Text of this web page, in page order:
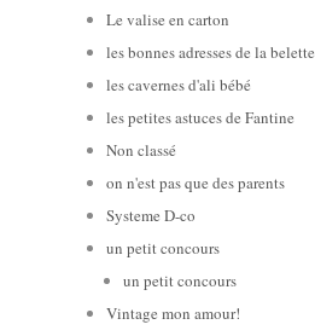
Le valise en carton
les bonnes adresses de la belette
les cavernes d'ali bébé
les petites astuces de Fantine
Non classé
on n'est pas que des parents
Systeme D-co
un petit concours
un petit concours
Vintage mon amour!